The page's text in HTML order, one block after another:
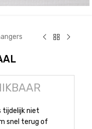
tijdelijk niet
snel terug of